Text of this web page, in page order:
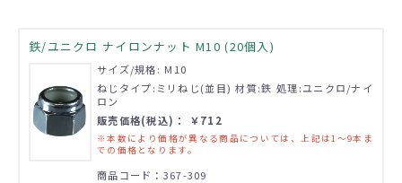
鉄/ユニクロ ナイロンナット M10 (20個入)
サイズ/規格: M10
ねじタイプ:ミリねじ(並目) 材質:鉄 処理:ユニクロ/ナイ
ロン
販売価格(税込)： ￥712
※本数により価格が異なる商品については、上記は1～9本ま
での価格となります。
商品コード：367-309